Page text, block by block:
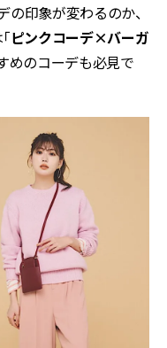
印象が変わるのか、
ピンクコーデ×バーガ
めのコーデも必見で